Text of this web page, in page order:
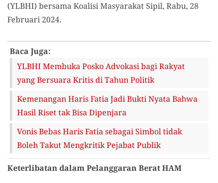
(YLBHI) bersama Koalisi Masyarakat Sipil, Rabu, 28
Februari 2024.
Baca Juga:
YLBHI Membuka Posko Advokasi bagi Rakyat
yang Bersuara Kritis di Tahun Politik
Kemenangan Haris Fatia Jadi Bukti Nyata Bahwa
Hasil Riset tak Bisa Dipenjara
Vonis Bebas Haris Fatia sebagai Simbol tidak
Boleh Takut Mengkritik Pejabat Publik
Keterlibatan dalam Pelanggaran Berat HAM